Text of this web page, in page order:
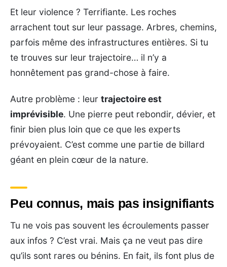
Et leur violence ? Terrifiante. Les roches
arrachent tout sur leur passage. Arbres, chemins,
parfois même des infrastructures entières. Si tu
te trouves sur leur trajectoire… il n’y a
honnêtement pas grand-chose à faire.
Autre problème : leur trajectoire est
imprévisible. Une pierre peut rebondir, dévier, et
finir bien plus loin que ce que les experts
prévoyaient. C’est comme une partie de billard
géant en plein cœur de la nature.
Peu connus, mais pas insignifiants
Tu ne vois pas souvent les écroulements passer
aux infos ? C’est vrai. Mais ça ne veut pas dire
qu’ils sont rares ou bénins. En fait, ils font plus de